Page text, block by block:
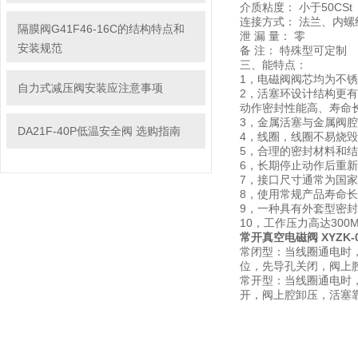
隔膜阀G41F46-16C的结构特点和
安装规范
自力式减压阀安装应注意事项
DA21F-40P低温安全阀 选购指南
介质粘度： 小于50CSt
连接方式： 法兰、内
泄 漏 量： 零
备 注： 特殊型可定制
三、能特点：
1，电磁阀阀芯均为不
2，活塞环设计结构更
动作密封性能高、寿命
3，金属活塞与金属阀
4，线圈，线圈不易烧
5，合理的密封材料和
6，长期停止动作后重
7，接口尺寸通常为国
8，使用常规产品寿命
9，一种具有外套型密
10，工作压力高达
常开真空电磁阀 XYZK-
常闭型：当线圈通电时
位，先导孔关闭，阀上
常开型：当线圈通电时
开，阀上腔卸压，活塞